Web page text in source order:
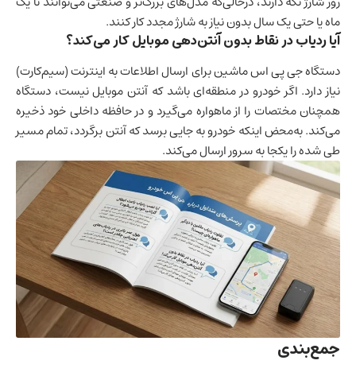
ماه یا حتی یک سال بدون نیاز به شارژ مجدد کار کنند.
آیا ردیاب در نقاط بدون آنتن‌دهی موبایل کار می‌کند؟
دستگاه جی پی اس ماشین برای ارسال اطلاعات به اینترنت (سیم‌کارت)
نیاز دارد. اگر خودرو در منطقه‌ای باشد که آنتن موبایل نیست، دستگاه
همچنان مختصات را از ماهواره می‌گیرد و در حافظه داخلی خود ذخیره
می‌کند. به‌محض اینکه خودرو به جایی برسد که آنتن برگردد، تمام مسیر
طی شده را یکجا به سرور ارسال می‌کند.
جمع‌بندی